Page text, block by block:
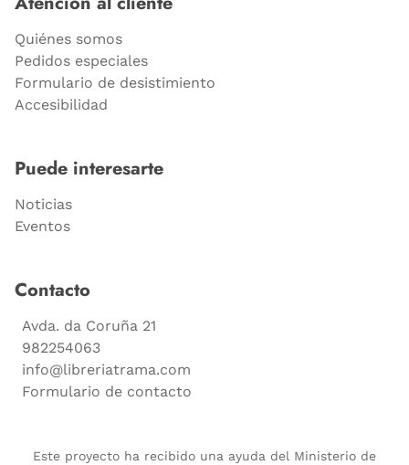
Quiénes somos
Pedidos especiales
Formulario de desistimiento
Accesibilidad
Puede interesarte
Noticias
Eventos
Contacto
Avda. da Coruña 21
982254063
info@libreriatrama.com
Formulario de contacto
Este proyecto ha recibido una ayuda del Ministerio de